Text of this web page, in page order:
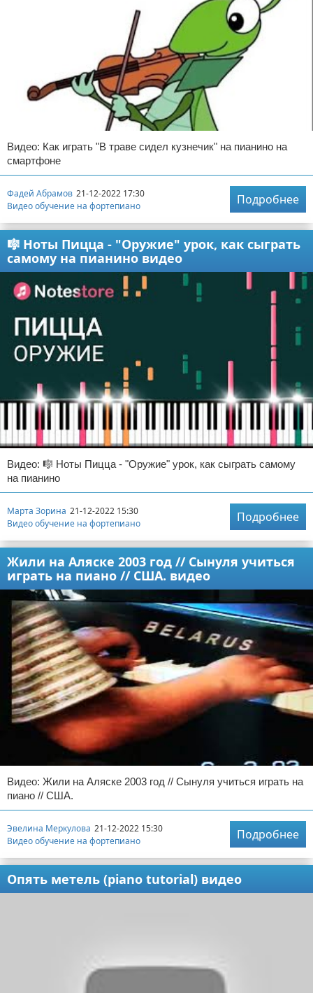
Видео: Как играть "В траве сидел кузнечик" на пианино на
смартфоне
Фадей Абрамов 21-12-2022 17:30
Видео обучение на фортепиано
Подробнее
🎼 Ноты Пицца - "Оружие" урок, как сыграть
самому на пианино видео
Видео: 🎼 Ноты Пицца - "Оружие" урок, как сыграть самому
на пианино
Марта Зорина 21-12-2022 15:30
Видео обучение на фортепиано
Подробнее
Жили на Аляске 2003 год // Сынуля учиться
играть на пиано // США. видео
Видео: Жили на Аляске 2003 год // Сынуля учиться играть на
пиано // США.
Эвелина Меркулова 21-12-2022 15:30
Видео обучение на фортепиано
Подробнее
Опять метель (piano tutorial) видео